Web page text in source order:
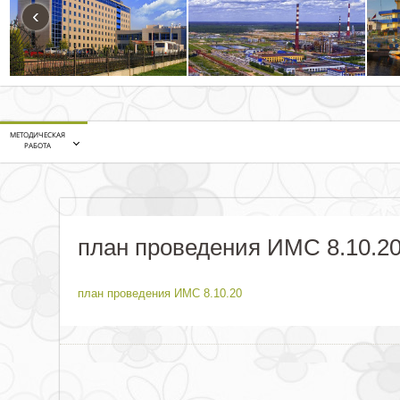
‹
МЕТОДИЧЕСКАЯ
РАБОТА
план проведения ИМС
план проведения ИМС 8.10.20